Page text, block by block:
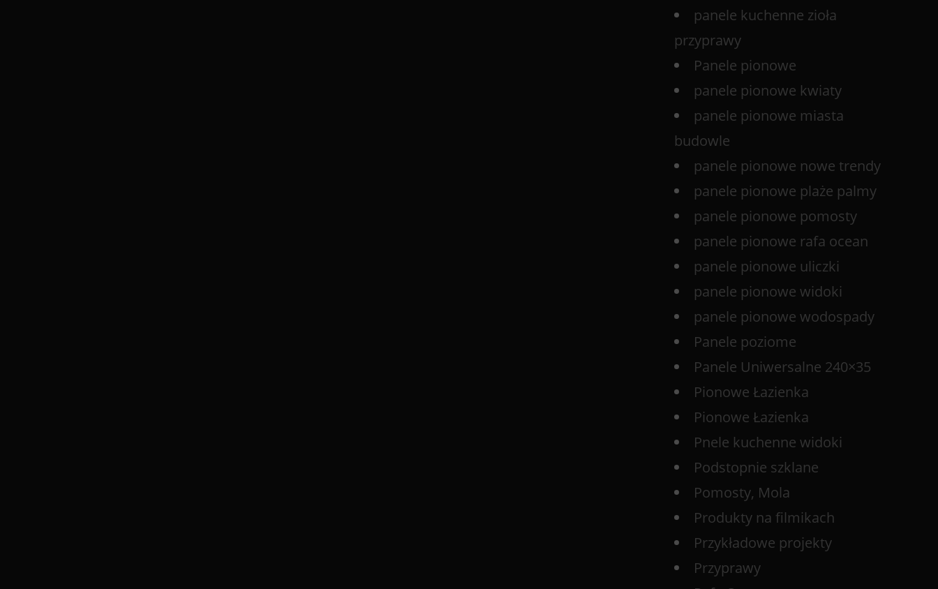
panele kuchenne zioła
przyprawy
Panele pionowe
panele pionowe kwiaty
panele pionowe miasta
budowle
panele pionowe nowe trendy
panele pionowe plaże palmy
panele pionowe pomosty
panele pionowe rafa ocean
panele pionowe uliczki
panele pionowe widoki
panele pionowe wodospady
Panele poziome
Panele Uniwersalne 240×35
Pionowe Łazienka
Pionowe Łazienka
Pnele kuchenne widoki
Podstopnie szklane
Pomosty, Mola
Produkty na filmikach
Przykładowe projekty
Przyprawy